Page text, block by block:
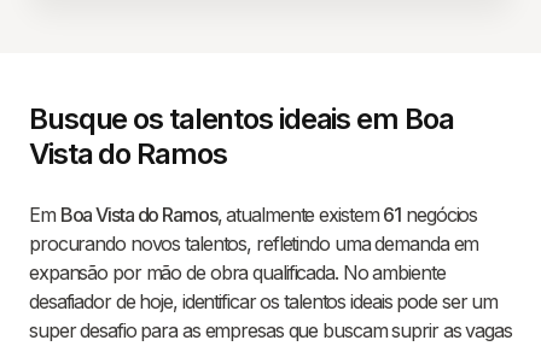
Busque os talentos ideais em Boa
Vista do Ramos
Em Boa Vista do Ramos, atualmente existem 61 negócios
procurando novos talentos, refletindo uma demanda em
expansão por mão de obra qualificada. No ambiente
desafiador de hoje, identificar os talentos ideais pode ser um
super desafio para as empresas que buscam suprir as vagas